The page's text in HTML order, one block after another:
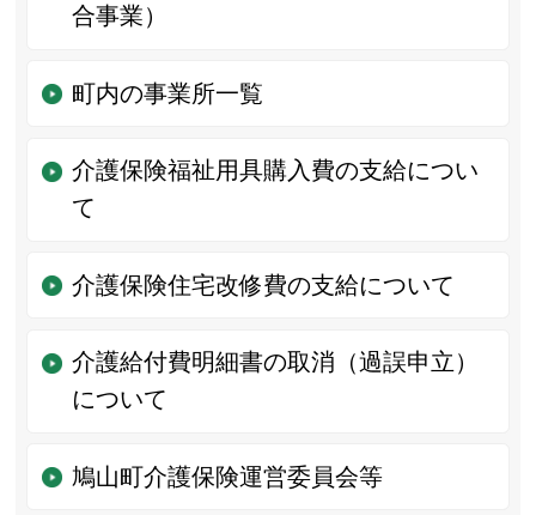
合事業）
町内の事業所一覧
介護保険福祉用具購入費の支給につい
て
介護保険住宅改修費の支給について
介護給付費明細書の取消（過誤申立）
について
鳩山町介護保険運営委員会等